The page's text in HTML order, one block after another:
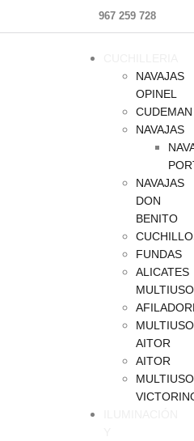
967 259 728
NAVAJAS
OPINEL
CUDEMAN
NAVAJAS
NAVAJAS
DON
BENITO
FUNDAS
ALICATES
AITOR
AITOR